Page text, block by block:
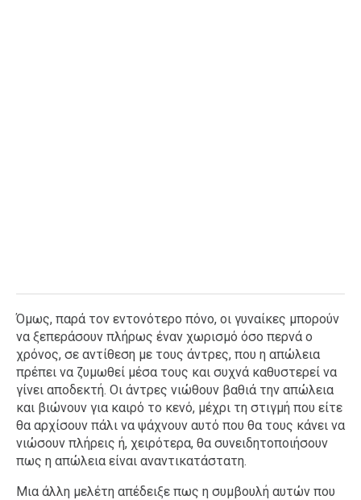
Όμως, παρά τον εντονότερο πόνο, οι γυναίκες μπορούν
να ξεπεράσουν πλήρως έναν χωρισμό όσο περνά ο
χρόνος, σε αντίθεση με τους άντρες, που η απώλεια
πρέπει να ζυμωθεί μέσα τους και συχνά καθυστερεί να
γίνει αποδεκτή. Οι άντρες νιώθουν βαθιά την απώλεια
και βιώνουν για καιρό το κενό, μέχρι τη στιγμή που είτε
θα αρχίσουν πάλι να ψάχνουν αυτό που θα τους κάνει να
νιώσουν πλήρεις ή, χειρότερα, θα συνειδητοποιήσουν
πως η απώλεια είναι αναντικατάστατη.
Μια άλλη μελέτη απέδειξε πως η συμβουλή αυτών που